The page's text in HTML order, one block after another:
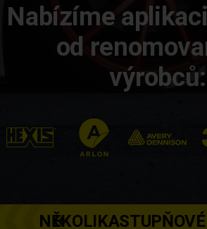
Nabízíme
od
výrobců: